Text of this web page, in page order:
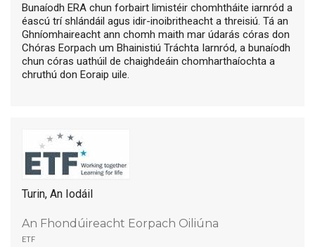
Bunaíodh ERA chun forbairt limistéir chomhtháite iarnród a
éascú trí shlándáil agus idir-inoibritheacht a threisiú. Tá an
Ghníomhaireacht ann chomh maith mar údarás córas don
Chóras Eorpach um Bhainistiú Tráchta Iarnród, a bunaíodh
chun córas uathúil de chaighdeáin chomharthaíochta a
chruthú don Eoraip uile.
Turin, An Iodáil
An Fhondúireacht Eorpach Oiliúna
etf